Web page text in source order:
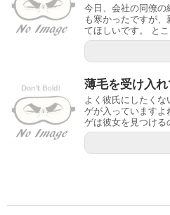
今日、会社の同僚の
も寒かったですが
てほしいです。 と
薄毛を受け入
よく彼氏にしたく
ゲが入っていますよ
ゲは彼女を見つける